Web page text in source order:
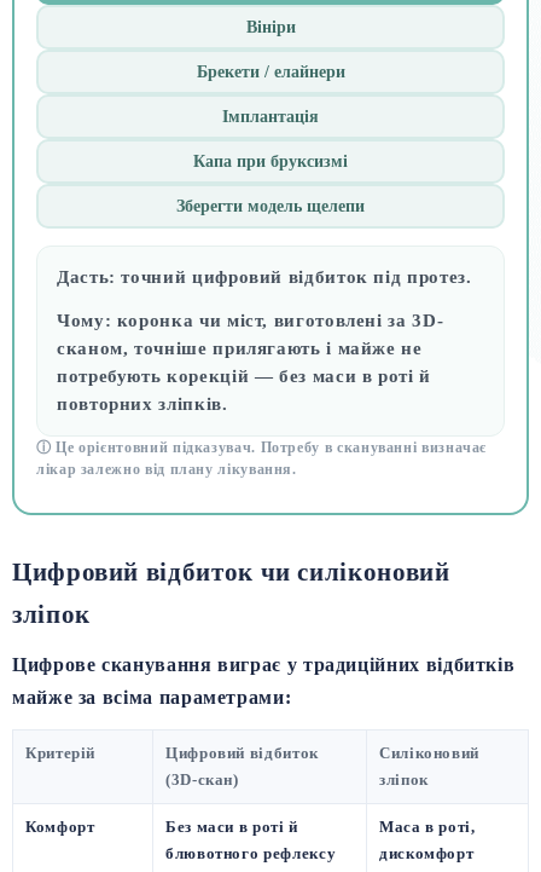
Вініри
Брекети / елайнери
Імплантація
Капа при бруксизмі
Зберегти модель щелепи
Дасть: точний цифровий відбиток під протез.
Чому: коронка чи міст, виготовлені за 3D-
сканом, точніше прилягають і майже не
потребують корекцій — без маси в роті й
повторних зліпків.
ⓘ Це орієнтовний підказувач. Потребу в скануванні визначає
лікар залежно від плану лікування.
Цифровий відбиток чи силіконовий
зліпок
Цифрове сканування виграє у традиційних відбитків
майже за всіма параметрами:
Критерій
Цифровий відбиток
(3D-скан)
Силіконовий
зліпок
Комфорт
Без маси в роті й
блювотного рефлексу
Маса в роті,
дискомфорт